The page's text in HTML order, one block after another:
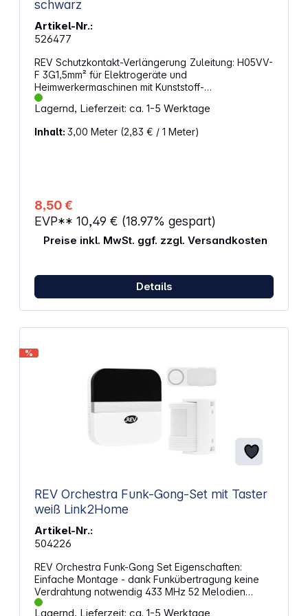
schwarz
Artikel-Nr.:
526477
REV Schutzkontakt-Verlängerung Zuleitung: H05VV-
F 3G1,5mm² für Elektrogeräte und
Heimwerkermaschinen mit Kunststoff-
Schutzkontaktstecker und -kupplung Technische
Daten: 16 A, 250 V~ Farbe: schwarz Länge: 3,0 m
Lagernd, Lieferzeit: ca. 1-5 Werktage
Inhalt: 3,00 Meter (2,83 € / 1 Meter)
8,50 €
EVP** 10,49 € (18.97% gespart)
Preise inkl. MwSt. ggf. zzgl. Versandkosten
Details
%
REV Orchestra Funk-Gong-Set mit Taster
weiß Link2Home
Artikel-Nr.:
504226
REV Orchestra Funk-Gong Set Eigenschaften:
Einfache Montage - dank Funkübertragung keine
Verdrahtung notwendig 433 MHz 52 Melodien
einstellbar Lautstärke: max. 90 dB (4-Stufen
Lagernd, Lieferzeit: ca. 1-5 Werktage